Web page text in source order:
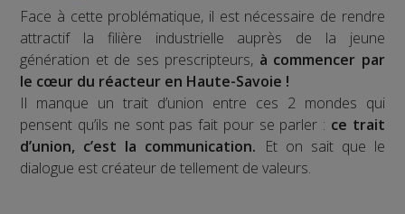
Face à cette problématique, il est nécessaire de rendre
attractif la filière industrielle auprès de la jeune
génération et de ses prescripteurs, à commencer par
le cœur du réacteur en Haute-Savoie !
Il manque un trait d’union entre ces 2 mondes qui
pensent qu’ils ne sont pas fait pour se parler : ce trait
d’union, c’est la communication. Et on sait que le
dialogue est créateur de tellement de valeurs.